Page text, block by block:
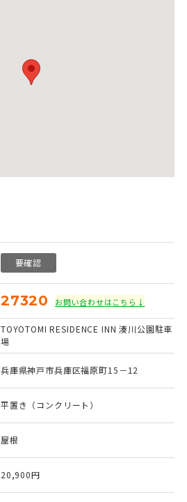
要確認
27320 お問い合わせはこちら↓
TOYOTOMI RESIDENCE INN 湊川公園駐車
場
兵庫県神戸市兵庫区福原町15－12
平置き（コンクリート）
屋根
20,900円